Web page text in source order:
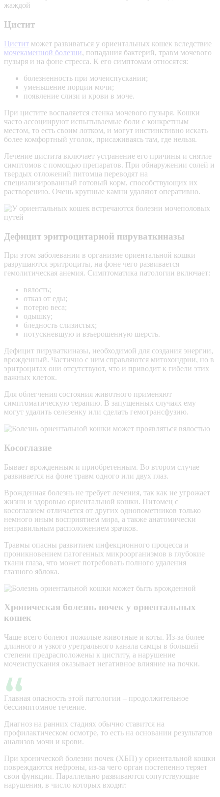
Цистит
Цистит может развиваться у ориентальных кошек вследствие
мочекаменной болезни, попадания бактерий, травм мочевого
пузыря и на фоне стресса. К его симптомам относятся:
болезненность при мочеиспускании;
уменьшение порции мочи;
появление слизи и крови в моче.
При цистите воспаляется стенка мочевого пузыря. Кошки
часто ассоциируют испытываемые боли с конкретным
местом, то есть своим лотком, и могут инстинктивно искать
более комфортный уголок, присаживаясь там, где нельзя.
Лечение цистита включает устранение его причины и снятие
симптомов с помощью препаратов. При обнаружении солей и
твердых отложений питомца переводят на
специализированный готовый корм, способствующих их
растворению. Очень крупные камни удаляют оперативно.
Дефицит эритроцитарной пируваткиназы
При этом заболевании в организме ориентальной кошки
разрушаются эритроциты, на фоне чего развивается
гемолитическая анемия. Симптоматика патологии включает:
вялость;
отказ от еды;
потерю веса;
одышку;
бледность слизистых;
потускневшую и взъерошенную шерсть.
Дефицит пируваткиназы, необходимой для создания энергии,
врожденный. Частично с ним справляются митохондрии, но в
эритроцитах они отсутствуют, что и приводит к гибели этих
важных клеток.
Для облегчения состояния животного применяют
симптоматическую терапию. В запущенных случаях ему
могут удалить селезенку или сделать гемотрансфузию.
Косоглазие
Бывает врожденным и приобретенным. Во втором случае
развивается на фоне травм одного или двух глаз.
Врожденная болезнь не требует лечения, так как не угрожает
жизни и здоровью ориентальной кошки. Питомец с
косоглазием отличается от других однопометников только
немного иным восприятием мира, а также анатомически
неправильным расположением зрачков.
Травмы опасны развитием инфекционного процесса и
проникновением патогенных микроорганизмов в глубокие
ткани глаза, что может потребовать полного удаления
глазного яблока.
Хроническая болезнь почек у ориентальных
кошек
Чаще всего болеют пожилые животные и коты. Из-за более
длинного и узкого уретрального канала самцы в большей
степени предрасположены к циститу, а нарушение
мочеиспускания оказывает негативное влияние на почки.
Главная опасность этой патологии – продолжительное
бессимптомное течение.
Диагноз на ранних стадиях обычно ставится на
профилактическом осмотре, то есть на основании результатов
анализов мочи и крови.
При хронической болезни почек (ХБП) у ориентальной кошки
повреждаются нефроны, из-за чего орган постепенно теряет
свои функции. Параллельно развиваются сопутствующие
нарушения, в число которых входят: